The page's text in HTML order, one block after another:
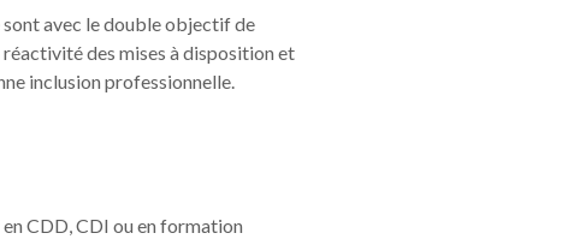
sont avec le double objectif de
des mises à disposition et
inclusion professionnelle.
CDD, CDI ou en formation